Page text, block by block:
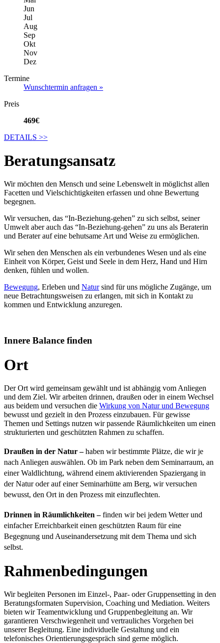
Jun
Jul
Aug
Sep
Okt
Nov
Dez
Termine
Wunschtermin anfragen »
Preis
469€
DETAILS >>
Beratungsansatz
Wir möchten den Mensch und seine Lebenswelt in möglichst allen
Facetten und Vielschichtigkeiten erfassen und ohne Bewertung
begegnen.
Wir versuchen, das “In-Beziehung-gehen” zu sich selbst, seiner
Umwelt aber auch das “In-Beziehung-gehen” zu uns als Beraterin
und Berater auf eine behutsame Art und Weise zu ermöglichen.
Wir sehen den Menschen als ein verbundenes Wesen und als eine
Einheit von Körper, Geist und Seele in dem Herz, Hand und Hirn
denken, fühlen und wollen.
Bewegung, Erleben und Natursind für uns mögliche Zugänge, um
neue Betrachtungsweisen zu erlangen, mit sich in Kontakt zu
kommen und Entwicklung anzuregen.
Innere Balance finden
Ort
Der Ort wird gemeinsam gewählt und ist abhängig vom Anliegen
und dem Ziel. Wir arbeiten drinnen, draußen oder in einem Wechsel
aus beidem und versuchen die Wirkung von Natur und Bewegung
bewusst und gezielt in den Prozess einzubauen. Für gewisse
Themen und Settings nutzen wir passende Räumlichkeiten um einen
strukturierten und geschützten Rahmen zu schaffen.
Draußen in der Natur –haben wir bestimmte Plätze, die wir je
nach Anliegen auswählen. Ob im Park neben dem Seminarraum, an
einer Waldlichtung, während einem aktivierenden Spaziergang in
der Natur oder auf einer Seminarhütte am Berg, wir versuchen
bewusst, den Ort in den Prozess mit einzuflechten.
Drinnen in Räumlichkeiten –finden wir bei jedem Wetter und
einfacher Erreichbarkeit einen geschützten Raum für eine
Begegnung und Auseinandersetzung mit dem Thema und sich
selbst.
Rahmenbedingungen
Wir begleiten Personen im Einzel-, Paar- oder Gruppensetting in den
Beratungsformaten Supervision, Coaching und Mediation. Weiters
bieten wir Teamentwicklung und Gruppenbegleitung an. Wir
garantieren Verschwiegenheit und vertrauliches Vorgehen bei
unserer Begleitung. Eine individuelle Gestaltung und ein
telefonisches Orientierungsgespräch sind gerne möglich.